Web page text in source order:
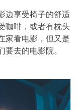
边享受椅子的舒适
咖啡，或者有枕头
家看电影，但又是
去的电影院。